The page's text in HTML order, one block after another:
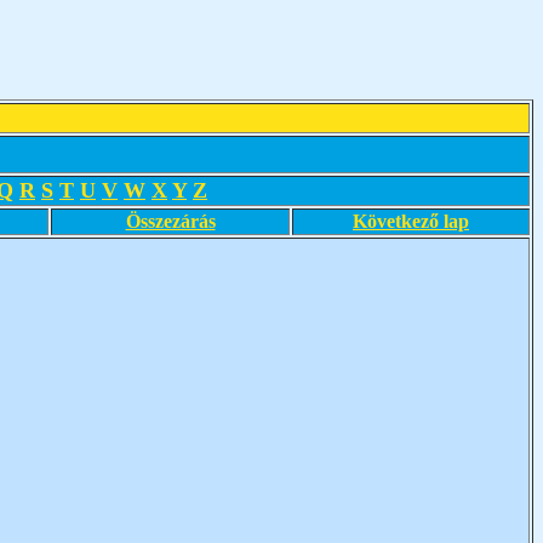
R S T U V W X Y Z
Összezárás Következő lap